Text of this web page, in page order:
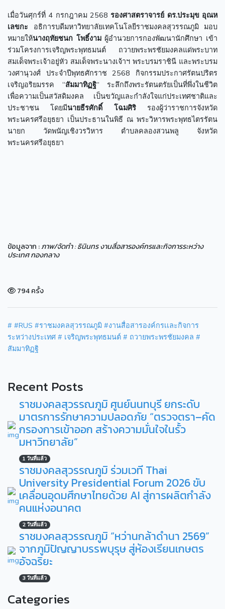
เมื่อวันศุกร์ที่ 4 กรกฎาคม 2568รองศาสตราจารย์ ดร.ประมุข อุณห
เลขกะ
อธิการบดีมหาวิทยาลัยเทคโนโลยีราชมงคลสุวรรณภูมิ มอบ
หมายให้นางฤทัยชนก โพธิ์งามผู้อำนวยการกองพัฒนานักศึกษา เข้า
ร่วมโครงการเจริญพระพุทธมนต์ ถวายพระพรชัยมงคลแด่พระบาท
สมเด็จพระเจ้าอยู่หัว สมเด็จพระนางเจ้าฯ พระบรมราชินี และพระบรม
วงศานุวงศ์ ประจำปีพุทธศักราช 2568 กิจกรรมประกาศรัตนปริตร
เจริญอริยมรรค “สัมมาทิฏฐิ” ระลึกถึงพระรัตนตรัยเป็นที่พึ่งในชีวิต
เพื่อความเป็นสวัสดิมงคล เป็นขวัญและกำลังใจแก่ประเทศชาติและ
ประชาชน โดยมีนายธีรศักดิ์ โฉมศิริรองผู้ว่าราชการจังหวัด
พระนครศรีอยุธยา เป็นประธานในพิธี ณ พระวิหารพระพุทธไตรรัตน
นายก วัดพนัญเชิงวรวิหาร ตำบลคลองสวนพลู จังหวัด
พระนครศรีอยุธยา
ข้อมูลจาก :ภาพ/จัดทำ : ธินินทร งานสื่อสารองค์กรและกิจการระหว่าง
ประเทศ กองกลาง
794 ครั้ง
# #RUS #ราชมงคลสุวรรณภูมิ #งานสื่อสารองค์กรเเละกิจการ
ระหว่างประเทศ # เจริญพระพุทธมนต์ # ถวายพระพรชัยมงคล #
สัมมาทิฏฐิ
Recent Posts
ราชมงคลสุวรรณภูมิ ศูนย์นนทบุรี ยกระดับ
มาตรการรักษาความปลอดภัย “ตรวจตรา–คัด
กรองการเข้าออก สร้างความมั่นใจในรั้ว
มหาวิทยาลัย”
1 วันที่แล้ว
ราชมงคลสุวรรณภูมิ ร่วมเวที Thai
University Presidential Forum 2026 ขับ
เคลื่อนอุดมศึกษาไทยด้วย AI สู่การผลิตกำลัง
คนแห่งอนาคต
2 วันที่แล้ว
ราชมงคลสุวรรณภูมิ “หว่านกล้าดำนา 2569”
จากภูมิปัญญาบรรพบุรุษ สู่ห้องเรียนเกษตร
อัจฉริยะ
3 วันที่แล้ว
Categories